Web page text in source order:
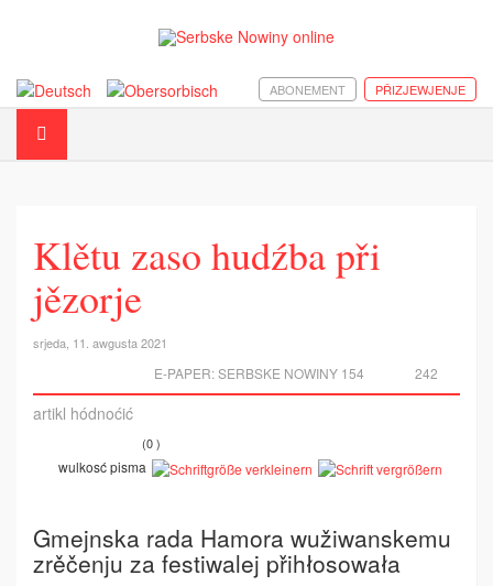
PŘIZJEWJENJE
ABONEMENT
Klětu zaso hudźba při
jězorje
srjeda, 11. awgusta 2021
242
E-PAPER:SERBSKE NOWINY 154
artikl hódnoćić
(0 )
wulkosć pisma
Gmejnska rada Hamora wužiwanskemu
zrěčenju za festiwalej přihłosowała